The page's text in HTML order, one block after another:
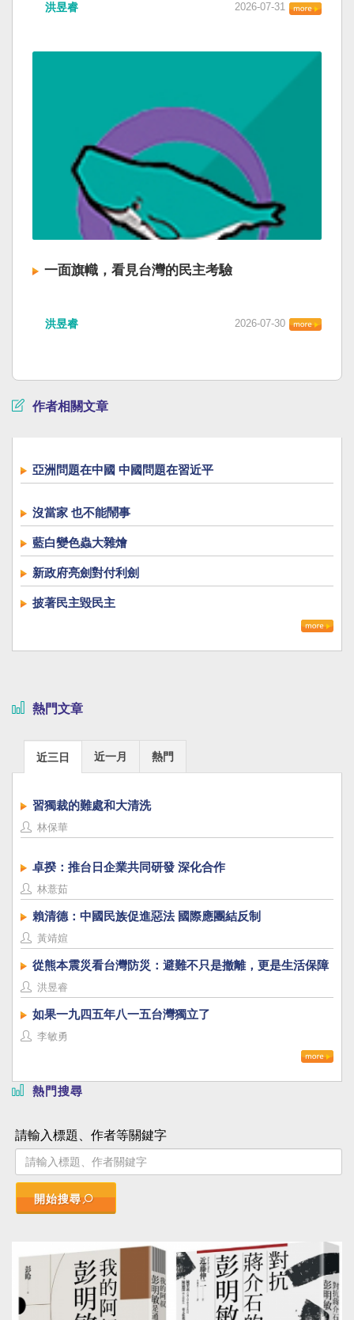
洪昱睿 2026-07-31
一面旗幟，看見台灣的民主考驗
洪昱睿 2026-07-30
作者相關文章
亞洲問題在中國 中國問題在習近平
沒當家 也不能鬧事
藍白變色蟲大雜燴
新政府亮劍對付利劍
披著民主毀民主
熱門文章
近三日 近一月 熱門
習獨裁的難處和大清洗
林保華
卓揆：推台日企業共同研發 深化合作
林薏茹
賴清德：中國民族促進惡法 國際應團結反制
黃靖媗
從熊本震災看台灣防災：避難不只是撤離，更是生活保障
洪昱睿
如果一九四五年八一五台灣獨立了
李敏勇
熱門搜尋
請輸入標題、作者等關鍵字
開始搜尋